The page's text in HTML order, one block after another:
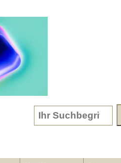
Search form